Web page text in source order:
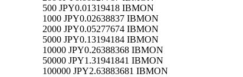
500 JPY0.01319418 IBMON
1000 JPY0.02638837 IBMON
2000 JPY0.05277674 IBMON
5000 JPY0.13194184 IBMON
10000 JPY0.26388368 IBMON
50000 JPY1.31941841 IBMON
100000 JPY2.63883681 IBMON